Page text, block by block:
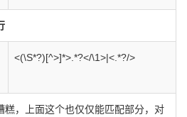
<(\S*?)[^>]*>.*?</\1>|<.*?/>
糕，上面这个也仅仅能匹配部分，对